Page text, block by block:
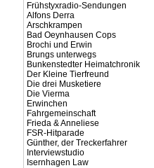
Frühstyxradio-Sendungen
Alfons Derra
Arschkrampen
Bad Oeynhausen Cops
Brochi und Erwin
Brungs unterwegs
Bunkenstedter Heimatchronik
Der Kleine Tierfreund
Die drei Musketiere
Die Vierma
Erwinchen
Fahrgemeinschaft
Frieda & Anneliese
FSR-Hitparade
Günther, der Treckerfahrer
Interviewstudio
Isernhagen Law